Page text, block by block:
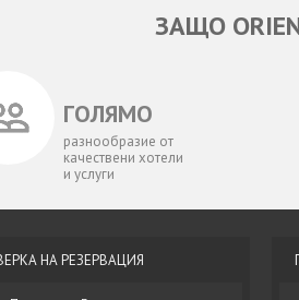
ЗАЩО
ГОЛЯМО
разнообразие от
качествени хотели
и услуги
НА РЕЗЕРВАЦИЯ